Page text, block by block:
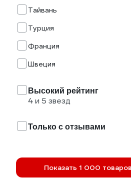
Тайвань
Турция
Франция
Швеция
Высокий рейтинг
4 и 5 звезд
Только с отзывами
Показать 1 000 товаров